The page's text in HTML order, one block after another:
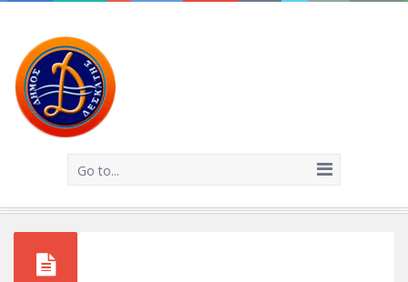
Go to...